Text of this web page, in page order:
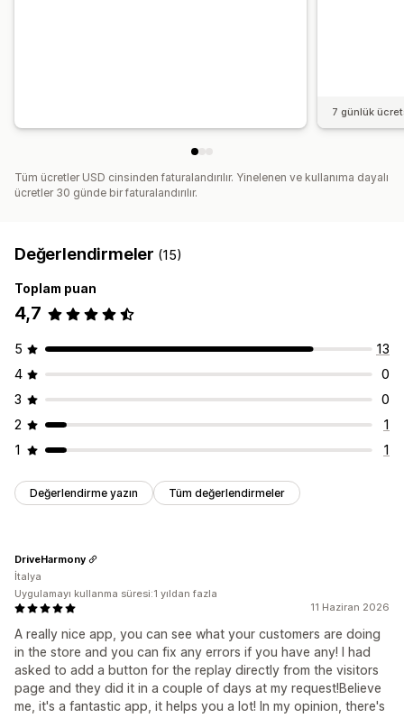
7 günlük
Tüm ücretler USD cinsinden faturalandırılır. Yinelenen ve kullanıma dayalı
ücretler 30 günde bir faturalandırılır.
Değerlendirmeler (15)
Toplam puan
4,7
5
13
4
0
3
0
2
1
1
1
Değerlendirme yazın Tüm değerlendirmeler
11 Haziran 2026
A really nice app, you can see what your customers are doing
in the store and you can fix any errors if you have any! I had
asked to add a button for the replay directly from the visitors
page and they did it in a couple of days at my request!Believe
me, it's a fantastic app, it helps you a lot! In my opinion, there's
DriveHarmony
İtalya
Uygulamayı kullanma süresi:1 yıldan fazla